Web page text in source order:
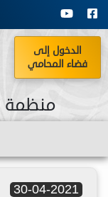
منظمة
الدخول إلى
فضاء المحامي
30-04-2021